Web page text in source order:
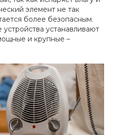
элемент не так
более безопасным.
устанавливают
и крупные –